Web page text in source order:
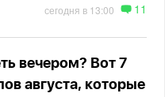
сегодня в 13:00 11
вечером? Вот 7
августа, которые